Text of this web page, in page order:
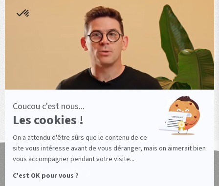
Nous utilisons ces données pour vous fournir les
informations que vous demandez, gérer notre relation
commerciale, et le cas échéant pour vous adresser des
communications commerciales. En savoir plus sur les
données traitées et sur vos droits dans notre
politique
de confidentialité
Télécharger